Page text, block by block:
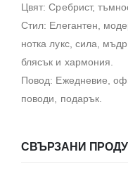
Цвят: Сребрист,
Стил: Елегантен,
нотка лукс, сила,
блясък и хармония.
Повод: Ежедневие,
поводи, подарък.
СВЪРЗАНИ